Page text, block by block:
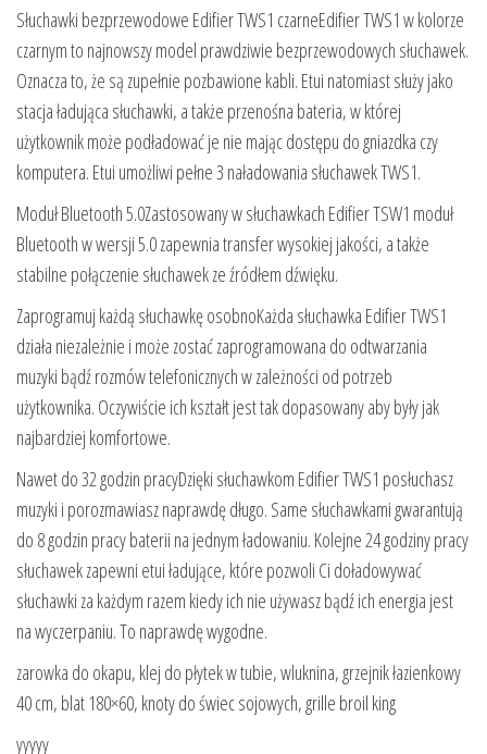
Słuchawki bezprzewodowe Edifier TWS1 czarneEdifier TWS1 w kolorze
czarnym to najnowszy model prawdziwie bezprzewodowych słuchawek.
Oznacza to, że są zupełnie pozbawione kabli. Etui natomiast służy jako
stacja ładująca słuchawki, a także przenośna bateria, w której
użytkownik może podładować je nie mając dostępu do gniazdka czy
komputera. Etui umożliwi pełne 3 naładowania słuchawek TWS1.
Moduł Bluetooth 5.0Zastosowany w słuchawkach Edifier TSW1 moduł
Bluetooth w wersji 5.0 zapewnia transfer wysokiej jakości, a także
stabilne połączenie słuchawek ze źródłem dźwięku.
Zaprogramuj każdą słuchawkę osobnoKażda słuchawka Edifier TWS1
działa niezależnie i może zostać zaprogramowana do odtwarzania
muzyki bądź rozmów telefonicznych w zależności od potrzeb
użytkownika. Oczywiście ich kształt jest tak dopasowany aby były jak
najbardziej komfortowe.
Nawet do 32 godzin pracyDzięki słuchawkom Edifier TWS1 posłuchasz
muzyki i porozmawiasz naprawdę długo. Same słuchawkami gwarantują
do 8 godzin pracy baterii na jednym ładowaniu. Kolejne 24 godziny pracy
słuchawek zapewni etui ładujące, które pozwoli Ci doładowywać
słuchawki za każdym razem kiedy ich nie używasz bądź ich energia jest
na wyczerpaniu. To naprawdę wygodne.
zarowka do okapu, klej do płytek w tubie, wluknina, grzejnik łazienkowy
40 cm, blat 180×60, knoty do świec sojowych, grille broil king
yyyyy